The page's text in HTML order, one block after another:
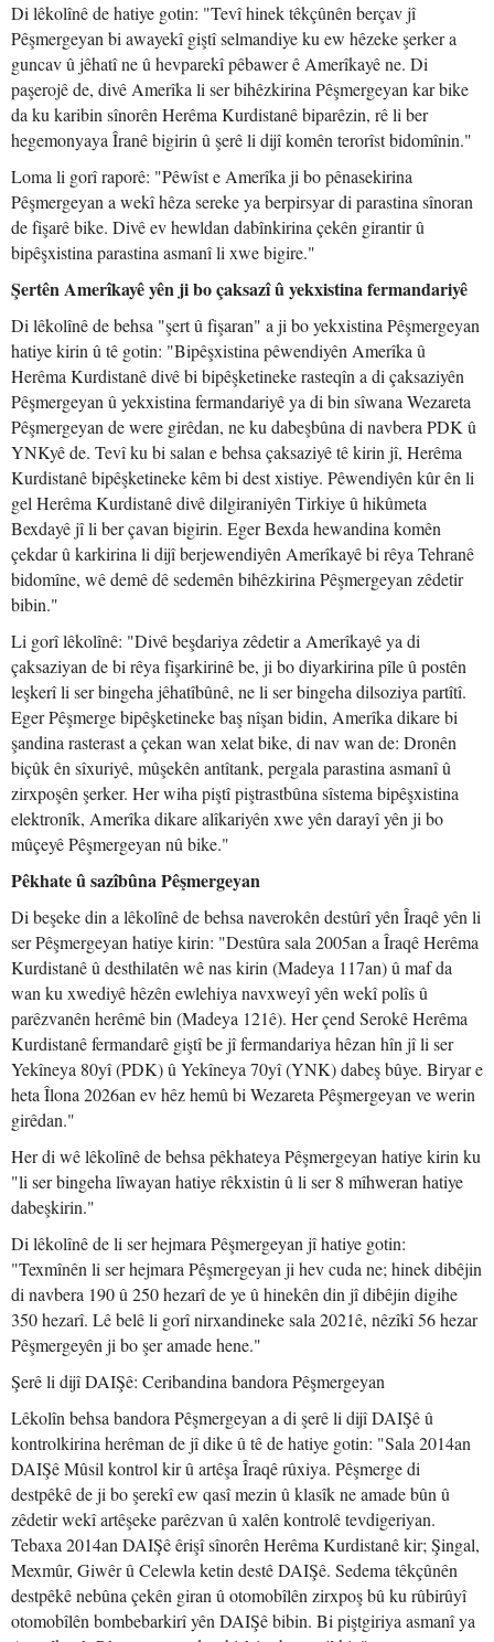
Di lêkolînê de hatiye gotin: "Tevî hinek têkçûnên berçav jî
Pêşmergeyan bi awayekî giştî selmandiye ku ew hêzeke şerker a
guncav û jêhatî ne û hevparekî pêbawer ê Amerîkayê ne. Di
paşerojê de, divê Amerîka li ser bihêzkirina Pêşmergeyan kar bike
da ku karibin sînorên Herêma Kurdistanê biparêzin, rê li ber
hegemonyaya Îranê bigirin û şerê li dijî komên terorîst bidomînin."
Loma li gorî raporê: "Pêwîst e Amerîka ji bo pênasekirina
Pêşmergeyan a wekî hêza sereke ya berpirsyar di parastina sînoran
de fişarê bike. Divê ev hewldan dabînkirina çekên girantir û
bipêşxistina parastina asmanî li xwe bigire."
Şertên Amerîkayê yên ji bo çaksazî û yekxistina fermandariyê
Di lêkolînê de behsa "şert û fişaran" a ji bo yekxistina Pêşmergeyan
hatiye kirin û tê gotin: "Bipêşxistina pêwendiyên Amerîka û
Herêma Kurdistanê divê bi bipêşketineke rasteqîn a di çaksaziyên
Pêşmergeyan û yekxistina fermandariyê ya di bin sîwana Wezareta
Pêşmergeyan de were girêdan, ne ku dabeşbûna di navbera PDK û
YNKyê de. Tevî ku bi salan e behsa çaksaziyê tê kirin jî, Herêma
Kurdistanê bipêşketineke kêm bi dest xistiye. Pêwendiyên kûr ên li
gel Herêma Kurdistanê divê dilgiraniyên Tirkiye û hikûmeta
Bexdayê jî li ber çavan bigirin. Eger Bexda hewandina komên
çekdar û karkirina li dijî berjewendiyên Amerîkayê bi rêya Tehranê
bidomîne, wê demê dê sedemên bihêzkirina Pêşmergeyan zêdetir
bibin."
Li gorî lêkolînê: "Divê beşdariya zêdetir a Amerîkayê ya di
çaksaziyan de bi rêya fişarkirinê be, ji bo diyarkirina pîle û postên
leşkerî li ser bingeha jêhatîbûnê, ne li ser bingeha dilsoziya partîtî.
Eger Pêşmerge bipêşketineke baş nîşan bidin, Amerîka dikare bi
şandina rasterast a çekan wan xelat bike, di nav wan de: Dronên
biçûk ên sîxuriyê, mûşekên antîtank, pergala parastina asmanî û
zirxpoşên şerker. Her wiha piştî piştrastbûna sîstema bipêşxistina
elektronîk, Amerîka dikare alîkariyên xwe yên darayî yên ji bo
mûçeyê Pêşmergeyan nû bike."
Pêkhate û sazîbûna Pêşmergeyan
Di beşeke din a lêkolînê de behsa naverokên destûrî yên Îraqê yên li
ser Pêşmergeyan hatiye kirin: "Destûra sala 2005an a Îraqê Herêma
Kurdistanê û desthilatên wê nas kirin (Madeya 117an) û maf da
wan ku xwediyê hêzên ewlehiya navxweyî yên wekî polîs û
parêzvanên herêmê bin (Madeya 121ê). Her çend Serokê Herêma
Kurdistanê fermandarê giştî be jî fermandariya hêzan hîn jî li ser
Yekîneya 80yî (PDK) û Yekîneya 70yî (YNK) dabeş bûye. Biryar e
heta Îlona 2026an ev hêz hemû bi Wezareta Pêşmergeyan ve werin
girêdan."
Her di wê lêkolînê de behsa pêkhateya Pêşmergeyan hatiye kirin ku
"li ser bingeha lîwayan hatiye rêkxistin û li ser 8 mîhweran hatiye
dabeşkirin."
Di lêkolînê de li ser hejmara Pêşmergeyan jî hatiye gotin:
"Texmînên li ser hejmara Pêşmergeyan ji hev cuda ne; hinek dibêjin
di navbera 190 û 250 hezarî de ye û hinekên din jî dibêjin digihe
350 hezarî. Lê belê li gorî nirxandineke sala 2021ê, nêzîkî 56 hezar
Pêşmergeyên ji bo şer amade hene."
Şerê li dijî DAIŞê: Ceribandina bandora Pêşmergeyan
Lêkolîn behsa bandora Pêşmergeyan a di şerê li dijî DAIŞê û
kontrolkirina herêman de jî dike û tê de hatiye gotin: "Sala 2014an
DAIŞê Mûsil kontrol kir û artêşa Îraqê rûxiya. Pêşmerge di
destpêkê de ji bo şerekî ew qasî mezin û klasîk ne amade bûn û
zêdetir wekî artêşeke parêzvan û xalên kontrolê tevdigeriyan.
Tebaxa 2014an DAIŞê êrişî sînorên Herêma Kurdistanê kir; Şingal,
Mexmûr, Giwêr û Celewla ketin destê DAIŞê. Sedema têkçûnên
destpêkê nebûna çekên giran û otomobîlên zirxpoş bû ku rûbirûyî
otomobîlên bombebarkirî yên DAIŞê bibin. Bi piştgiriya asmanî ya